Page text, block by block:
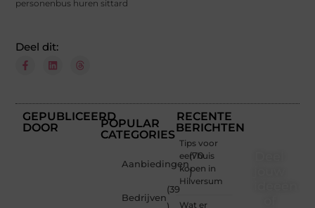
personenbus huren sittard
Deel dit:
GEPUBLICEERD
DOOR
POPULAR
CATEGORIES
Aanbiedingen
(70
)
Bedrijven
(39
RECENTE
BERICHTEN
Tips voor
een huis
kopen in
Hilversum
Wat er